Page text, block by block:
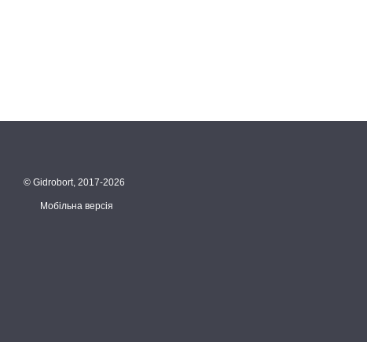
© Gidrobort, 2017-2026
Мобільна версія